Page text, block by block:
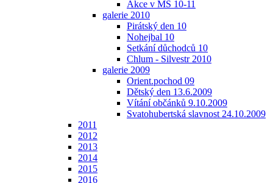
Akce v MŠ 10-11
galerie 2010
Pirátský den 10
Nohejbal 10
Setkání důchodců 10
Chlum - Silvestr 2010
galerie 2009
Orient.pochod 09
Dětský den 13.6.2009
Vítání občánků 9.10.2009
Svatohubertská slavnost 24.10.2009
2011
2012
2013
2014
2015
2016